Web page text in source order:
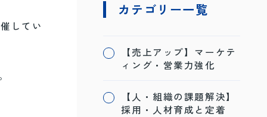
してい
カテゴリー一覧
【売上アップ】マーケテ
ィング・営業力強化
【人・組織の課題解決】
採用・人材育成と定着